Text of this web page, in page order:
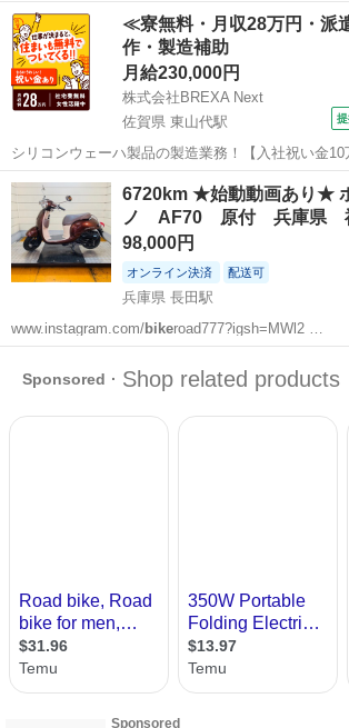
兵庫 神戸市 長田駅 ホンダ ヘルメッ
≪寮無料・月収28万円・派
作・製造補助
月給230,000円
株式会社BREXA Next
佐賀県 東山代駅
シリコンウェーハ製品の製造業務！【入社祝い金10
やカップルとの応募OK◎年間休日129日＆休出なし
実♪業務はクリーンルームで快適作業◎自社正社員
300円～の格安食堂あり！《佐...
佐賀 伊万里市 東山代駅 その他
6720km ★始動動画あり★
ノ AF70 原付 兵庫県
98,000円
オンライン決済 配送可
兵庫県 長田駅
www.instagram.com/bikeroad777?igsh=MWl2 …